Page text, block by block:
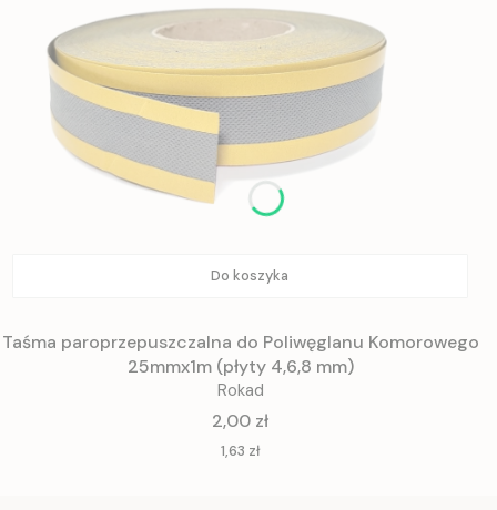
Do koszyka
Taśma paroprzepuszczalna do Poliwęglanu Komorowego
25mmx1m (płyty 4,6,8 mm)
Rokad
Cena
2,00 zł
Cena
1,63 zł